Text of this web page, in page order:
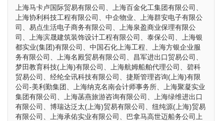
上海马卡卢国际贸易有限公司、上海百金化工集团有限公司、
上海协利科技工程有限公司、中企物业、上海群安电子有限公
司、易点生活电子商务有限公司、上海泉盈商业保理有限公
司、上海滨晟建筑装饰设计工程有限公司、泰保公司、上海银
都实业(集团)有限公司、中国石化上海工程、上海方银企业服
务有限公司、上海名殿贸易有限公司、昌军进出口贸易公司、
梦田教育科技(上海)有限公司、上海航姆船舶代理公司、碧科
贸易公司、经纶全讯科技有限公司、捷斯管理咨询(上海)有限
公司-美利勤集团、上海纳克名南会计师事务所、上海聚凝实业
集团有限公司、上海菡燕旅游咨询有限公司、上海绿维进出口
有限公司、博瑞达泛太(上海)贸易有限公司、纽纯源(上海)贸易
有限公司、上海承佑实业有限公司、巴拿马高世迈船务公司上